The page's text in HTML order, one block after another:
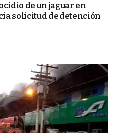
de un jaguar en
solicitud de detención